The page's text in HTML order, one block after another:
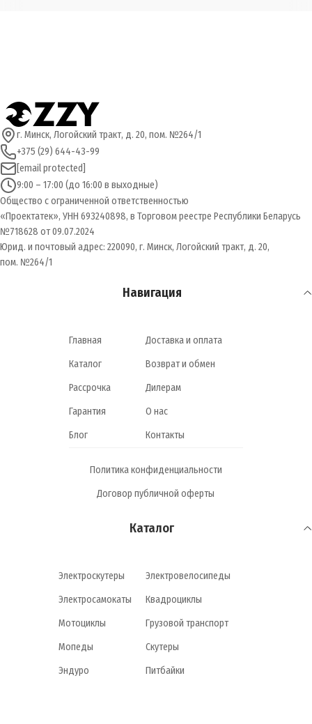
г. Минск, Логойский тракт, д. 20, пом. №264/1
+375 (29) 644-43-99
[email protected]
9:00 – 17:00 (до 16:00 в выходные)
Общество с ограниченной ответственностью
«Проектатек», УНН 693240898, в Торговом реестре Республики Беларусь
№718628 от 09.07.2024
Юрид. и почтовый адрес: 220090, г. Минск, Логойский тракт, д. 20,
пом. №264/1
Навигация
Главная
Каталог
Рассрочка
Гарантия
Блог
Доставка и оплата
Возврат и обмен
Дилерам
О нас
Контакты
Политика конфиденциальности
Договор публичной оферты
Каталог
Электроскутеры
Электросамокаты
Мотоциклы
Мопеды
Эндуро
Электровелосипеды
Квадроциклы
Грузовой транспорт
Скутеры
Питбайки